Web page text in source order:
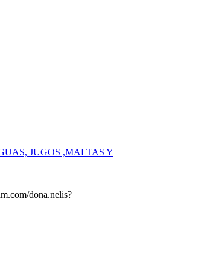
JUGOS ,MALTAS Y
dona.nelis?